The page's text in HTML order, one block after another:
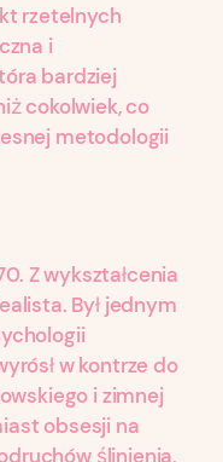
rzetelnych
i
bardziej
cokolwiek, co
metodologii
Z wykształcenia
Był jednym
w kontrze do
i zimnej
obsesji na
ślinienia,